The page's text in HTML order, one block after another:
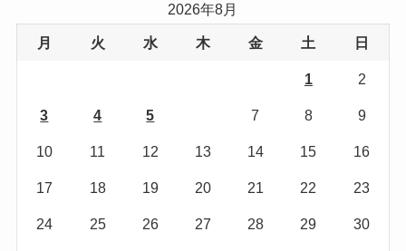
2026年8月
月 火 水 木 金 土 日
1 2
3 4 5 7 8 9
10 11 12 13 14 15 16
17 18 19 20 21 22 23
24 25 26 27 28 29 30